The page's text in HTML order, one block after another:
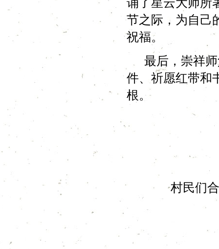
诵了星云大师所
节之际，为自己
祝福。
最后，崇祥师
件、祈愿红带和
根。
村民们